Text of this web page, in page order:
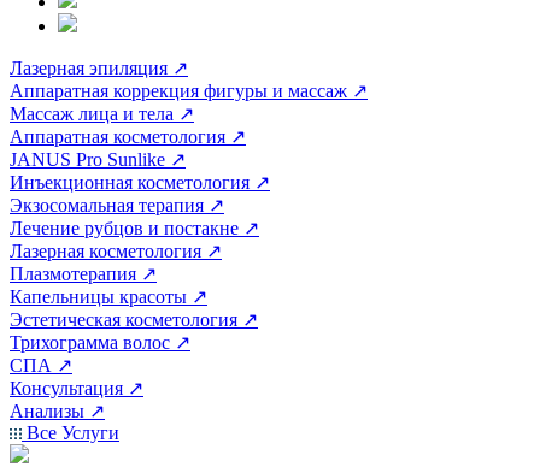
Лазерная эпиляция ↗
Аппаратная коррекция фигуры и массаж ↗
Массаж лица и тела ↗
Аппаратная косметология ↗
JANUS Pro Sunlike ↗
Инъекционная косметология ↗
Экзосомальная терапия ↗
Лечение рубцов и постакне ↗
Лазерная косметология ↗
Плазмотерапия ↗
Капельницы красоты ↗
Эстетическая косметология ↗
Трихограмма волос ↗
СПА ↗
Консультация ↗
Анализы ↗
Все Услуги